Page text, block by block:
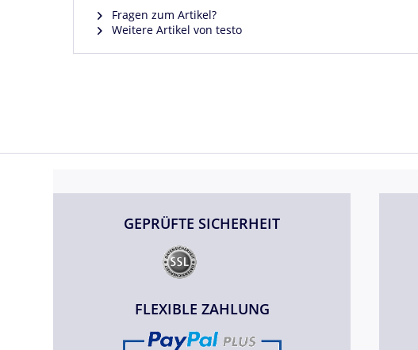
Fragen zum Artikel?
Weitere Artikel von testo
GEPRÜFTE SICHERHEIT
FLEXIBLE ZAHLUNG